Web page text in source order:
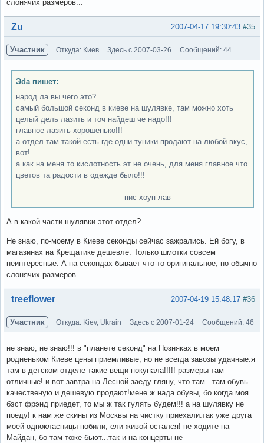
слонячих размеров...
Вне форума #35
2007-04-17 19:30:43
Zu
Участник Откуда: Киев Здесь с 2007-03-26 Сообщений: 44
Эda пишет:
народ ла вы чего это?
самый большой секонд в киеве на шулявке, там можно хоть
целый дель лазить и точ найдеш че надо!!!
главное лазить хорошенько!!!
а отдел там такой есть где одни туники продают на любой вкус,
вот!
а как на меня то кислотность эт не очень, для меня главное что
цветов та радости в одежде было!!!
пис хоуп лав
А в какой части шулявки этот отдел?...
Не знаю, по-моему в Киеве секонды сейчас зажрались. Ей богу, в
магазинах на Крещатике дешевле. Только шмотки совсем
неинтересные. А на секондах бывает что-то оригинальное, но обычно
слонячих размеров...
Вне форума #36
2007-04-19 15:48:17
treeflower
Участник Откуда: Kiev, Ukrain Здесь с 2007-01-24 Сообщений: 46
не знаю, не знаю!!! в "планете секонд" на Позняках в моем
родненьком Киеве цены приемливые, но не всегда завозы удачные.я
там в детском отделе такие вещи покупала!!!!! размеры там
отличные! и вот завтра на Лесной заеду гляну, что там...там обувь
качественую и дешевую продают!мене ж нада обувы, бо когда моя
бэст фрэнд приедет, то мы ж так гулять будем!!! а на шулявку не
поеду! к нам же скины из Москвы на чистку приехали.так уже друга
моей однокласницы побили, ели живой остался! не ходите на
Майдан, бо там тоже бьют...так и на концерты не